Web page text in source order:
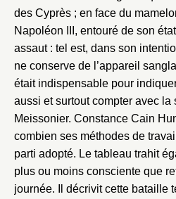
des Cyprès ; en face du
Napoléon III, entouré de son
assaut : tel est, dans son
ne conserve de l’appareil
était indispensable pour
aussi et surtout compter avec la
Meissonier. Constance Cain
combien ses méthodes de
parti adopté. Le tableau trahit
plus ou moins consciente que
journée. Il décrivit cette bataille